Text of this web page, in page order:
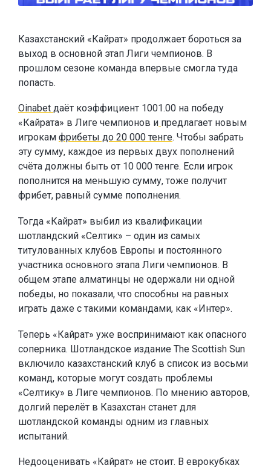
Казахстанский «Кайрат» продолжает бороться за
выход в основной этап Лиги чемпионов. В
прошлом сезоне команда впервые смогла туда
попасть.
Oinabet даёт коэффициент 1001.00 на победу
«Кайрата» в Лиге чемпионов и предлагает новым
игрокам фрибеты до 20 000 тенге. Чтобы забрать
эту сумму, каждое из первых двух пополнений
счёта должны быть от 10 000 тенге. Если игрок
пополнится на меньшую сумму, тоже получит
фрибет, равный сумме пополнения.
Тогда «Кайрат» выбил из квалификации
шотландский «Селтик» – один из самых
титулованных клубов Европы и постоянного
участника основного этапа Лиги чемпионов. В
общем этапе алматинцы не одержали ни одной
победы, но показали, что способны на равных
играть даже с такими командами, как «Интер».
Теперь «Кайрат» уже воспринимают как опасного
соперника. Шотландское издание The Scottish Sun
включило казахстанский клуб в список из восьми
команд, которые могут создать проблемы
«Селтику» в Лиге чемпионов. По мнению авторов,
долгий перелёт в Казахстан станет для
шотландской команды одним из главных
испытаний.
Недооценивать «Кайрат» не стоит. В еврокубках